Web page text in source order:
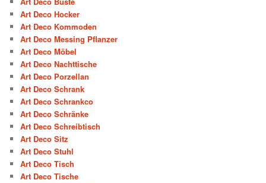
Art Deco Hocker
Art Deco Kommoden
Art Deco Messing Pflanzer
Art Deco Möbel
Art Deco Nachttische
Art Deco Porzellan
Art Deco Schrank
Art Deco Schrankco
Art Deco Schränke
Art Deco Schreibtisch
Art Deco Sitz
Art Deco Stuhl
Art Deco Tisch
Art Deco Tische